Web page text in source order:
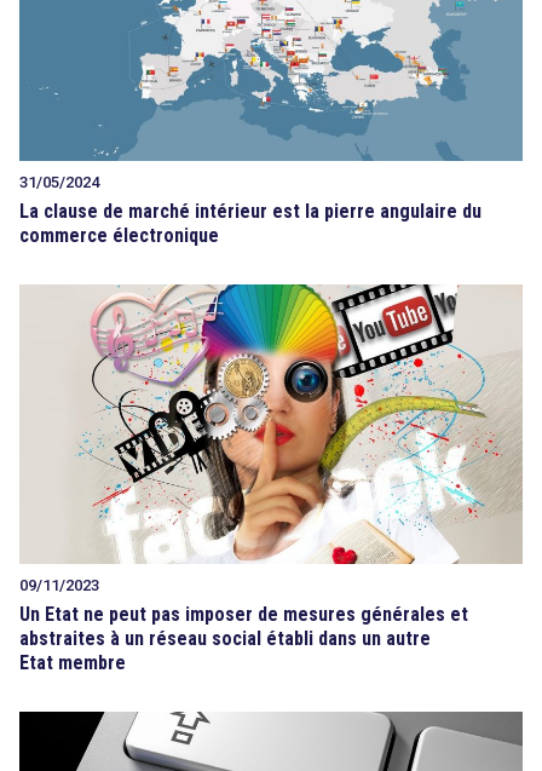
31/05/2024
La clause de marché intérieur est la pierre angulaire du
commerce électronique
09/11/2023
Un Etat ne peut pas imposer de mesures générales et
abstraites à un réseau social établi dans un autre
Etat membre